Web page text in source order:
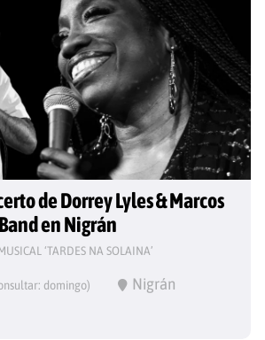
de Dorrey Lyles & Marcos
en Nigrán
‘TARDES NA SOLAINA’
domingo) Nigrán